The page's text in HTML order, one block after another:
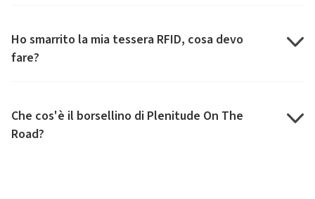
Ho smarrito la mia tessera RFID, cosa devo
fare?
Che cos'è il borsellino di Plenitude On The
Road?